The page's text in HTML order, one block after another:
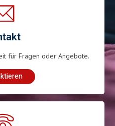
für Fragen oder Angebote.